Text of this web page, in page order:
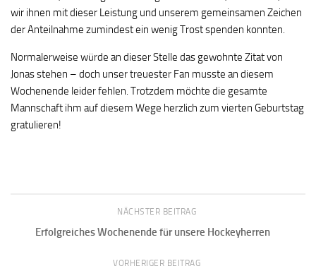
wir ihnen mit dieser Leistung und unserem gemeinsamen Zeichen
der Anteilnahme zumindest ein wenig Trost spenden konnten.
Normalerweise würde an dieser Stelle das gewohnte Zitat von
Jonas stehen – doch unser treuester Fan musste an diesem
Wochenende leider fehlen. Trotzdem möchte die gesamte
Mannschaft ihm auf diesem Wege herzlich zum vierten Geburtstag
gratulieren!
NÄCHSTER BEITRAG
Erfolgreiches Wochenende für unsere Hockeyherren
VORHERIGER BEITRAG